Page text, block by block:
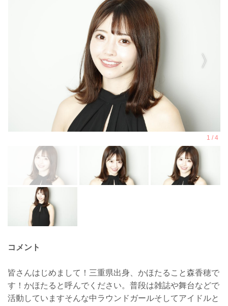
コメント
皆さんはじめまして！三重県出身、かほたること森香穂で
す！かほたると呼んでください。普段は雑誌や舞台などで
活動していますそんな中ラウンドガールそしてアイドルと